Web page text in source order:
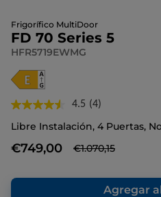
Frigorífico MultiDoor
FD 70 Series 5
HFR5719EWMG
4.5 Lea
reseñas.
Enlace
en
misma
página.
(4)
Libre Instalación, 4 Puertas,
€749,00 €1.070,15
Agregar